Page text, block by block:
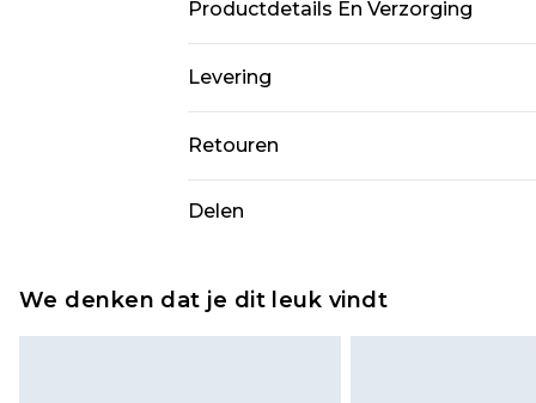
Productdetails En Verzorging
draagt UK maat 10
Levering
Standaardlevering Nederland
Expressdienst Nederland
Retouren
wordt gebracht op uw
Delen
We denken dat je dit leuk vindt